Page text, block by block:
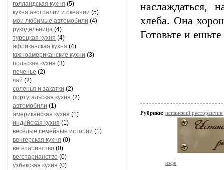
голландская кухня (5)
кухня австралии и океании (5)
мои любимые автомобили (4)
рукодельница (4)
турецкая кухня (4)
африканская кухня (4)
южноамериканские кухни (3)
польская кухня (3)
печенье (2)
чай (2)
соленья и закатки (2)
португальская кухня (2)
автомобили (1)
американская кухня (1)
индийская кухня (1)
весёлые семейные истории (1)
венгерская кухня (0)
вегетаринство (0)
вегетарианство (0)
узбекская кухня (0)
наслаждаться,
хлеба. Она
Готовьте и
Рубрики: испанский
кофе